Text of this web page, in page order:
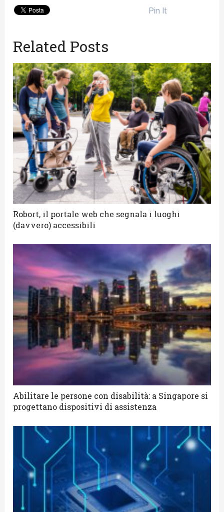
Pin It
Related Posts
Robort, il portale web che segnala i luoghi
(davvero) accessibili
Abilitare le persone con disabilità: a Singapore si
progettano dispositivi di assistenza